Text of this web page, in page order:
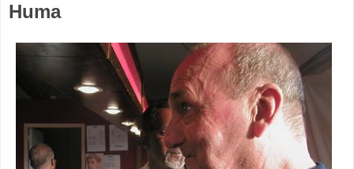
Huma